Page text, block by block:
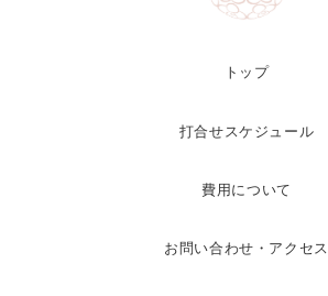
トップ
打合せスケジュール
費用について
お問い合わせ・アクセス